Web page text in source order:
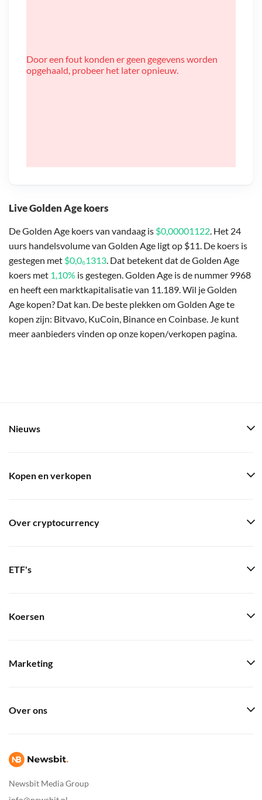
Live Golden Age koers
De Golden Age koers van vandaag is $0,00001122. Het 24
uurs handelsvolume van Golden Age ligt op $11. De koers is
gestegen met $0,0₆1313. Dat betekent dat de Golden Age
koers met 1,10% is gestegen. Golden Age is de nummer 9968
en heeft een marktkapitalisatie van 11.189. Wil je Golden
Age kopen? Dat kan. De beste plekken om Golden Age te
kopen zijn: Bitvavo, KuCoin, Binance en Coinbase. Je kunt
meer aanbieders vinden op onze kopen/verkopen pagina.
Door een fout konden er geen gegevens worden
opgehaald, probeer het later opnieuw.
Newsbit Media Group
Nieuws
Kopen en verkopen
Over cryptocurrency
ETF's
Koersen
Marketing
Over ons